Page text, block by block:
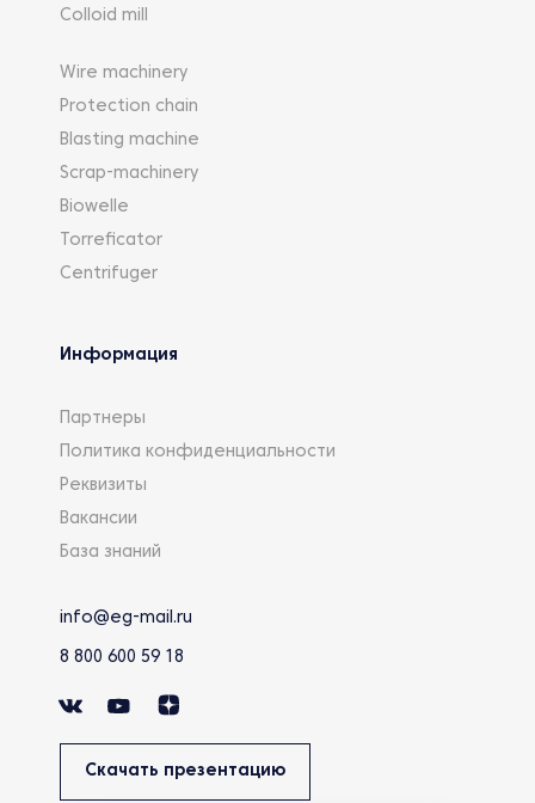
Colloid mill
Wire machinery
Protection chain
Blasting machine
Scrap-machinery
Biowelle
Torreficator
Centrifuger
Информация
Партнеры
Политика конфиденциальности
Реквизиты
Вакансии
База знаний
info@eg-mail.ru
8 800 600 59 18
Скачать презентацию